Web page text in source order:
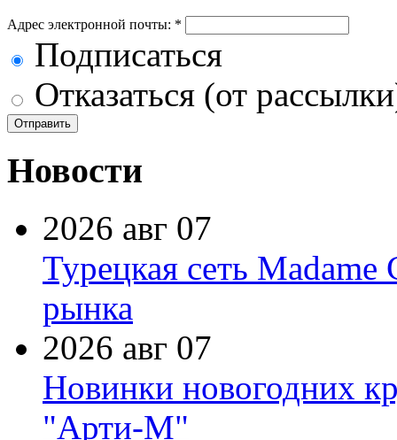
Адрес электронной почты: *
Подписаться
Отказаться (от
Новости
2026 авг 07
Турецкая сеть Madame
рынка
2026 авг 07
Новинки новогодних
"Арти-М"